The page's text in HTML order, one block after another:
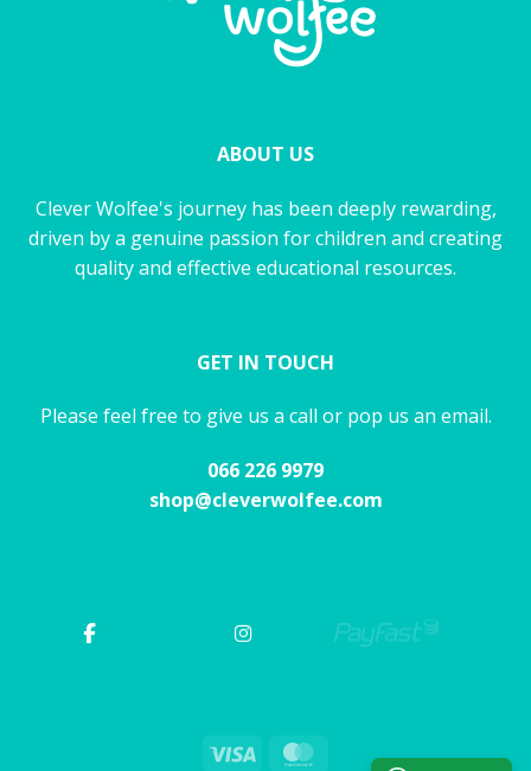
ABOUT US
Clever Wolfee's journey has been deeply rewarding,
driven by a genuine passion for children and creating
quality and effective educational resources.
GET IN TOUCH
Please feel free to give us a call or pop us an email.
066 226 9979
shop@cleverwolfee.com
Visa